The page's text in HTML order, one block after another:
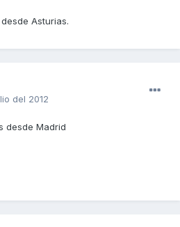
Asturias.
del 2012
desde Madrid